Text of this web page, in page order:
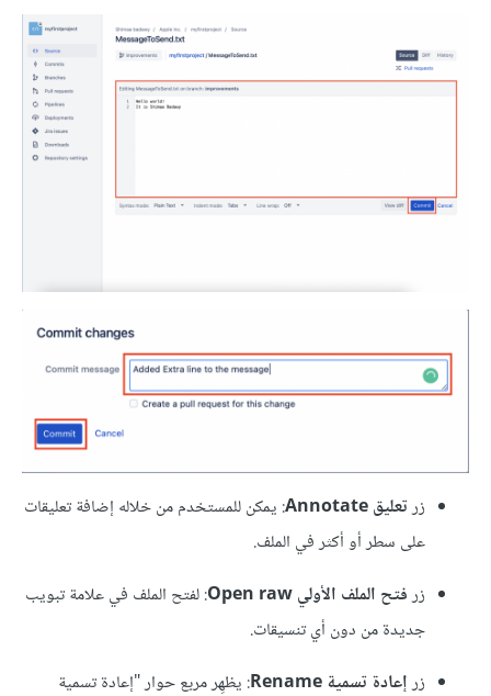
زرتعليق Annotate
: يمكن للمستخدم من خلاله إضافة تعليقات
على سطر أو أكثر في الملف.
زرفتح الملف الأولي Open raw
: لفتح الملف في علامة تبويب
جديدة من دون أي تنسيقات.
زرإعادة تسمية Rename : يظهِر مربع حوار "إعادة تسمية